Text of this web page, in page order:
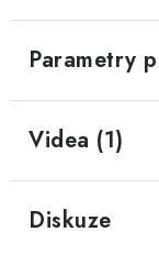
Parametry
Videa (1)
Diskuze